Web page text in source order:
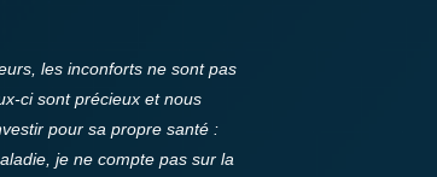
les inconforts ne sont pas
ci sont précieux et nous
pour sa propre santé :
je ne compte pas sur la